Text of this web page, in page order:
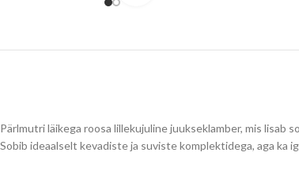
Pärlmutri läikega roosa lillekujuline juukseklamber, mis lisab
Sobib ideaalselt kevadiste ja suviste komplektidega, aga ka